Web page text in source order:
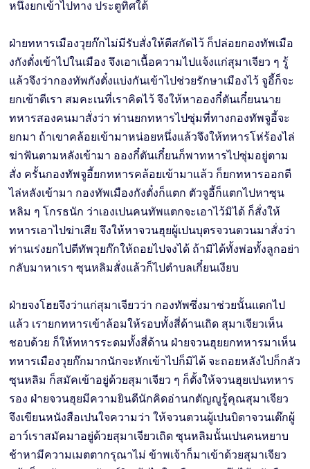
หนึ่งยกเข้าไปทาง ประตูทิศใต้
ฝ่ายทหารเมืองวุยก๊กไม่มีรับสั่งให้ตีสกัดไว้ ก็ปล่อยกองทัพเมือ
งกังตั๋งเข้าไปในเมือง จึงเอาเนื้อความไปแจ้งแก่สุมาเจียว ๆ รู้
แล้วจึงว่ากองทัพกังตั๋งแบ่งกันเข้าไปช่วยรักษาเมืองไว้ จูอี้ก็จะ
ยกเข้าตีเรา สมคะเนที่เราคิดไว้ จึงให้หาอองกี๋ตันเกี๋ยนนาย
ทหารสองคนมาสั่งว่า ท่านยกทหารไปซุ่มที่ทางกองทัพจูอี้จะ
ยกมา ถ้าเขาคล้อยเข้ามาหน่อยหนึ่งแล้วจึงให้ทหารโห่ร้องไล่
ฆ่าฟันตามหลังเข้ามา อองกี๋ตันเกี๋ยนก็พาทหารไปซุ่มอยู่ตาม
สั่ง ครั้นกองทัพจูอี้ยกทหารคล้อยเข้ามาแล้ว ก็ยกทหารออกตี
ไล่หลังเข้ามา กองทัพเมืองกังตั๋งก็แตก ตัวจูอี้ก็แตกไปหาซุน
หลิม ๆ โกรธนัก ว่าเองเปนคนทัพแตกจะเอาไว้มิได้ ก็สั่งให้
ทหารเอาไปฆ่าเสีย จึงให้หาจวนฮุยผู้เปนบุตรจวนตวนมาสั่งว่า
ท่านเร่งยกไปตีทัพวุยก๊กให้ถอยไปจงได้ ถ้ามิได้ทั้งพ่อทั้งลูกอย่า
กลับมาหาเรา ซุนหลิมสั่งแล้วก็ไปตำบลเกี๋ยนเงียบ
ฝ่ายจงโฮยจึงว่าแก่สุมาเจียวว่า กองทัพซึ่งมาช่วยนั้นแตกไป
แล้ว เรายกทหารเข้าล้อมให้รอบทั้งสี่ด้านเถิด สุมาเจียวเห็น
ชอบด้วย ก็ให้ทหารระดมทั้งสี่ด้าน ฝ่ายจวนฮุยยกทหารมาเห็น
ทหารเมืองวุยก๊กมากนักจะหักเข้าไปก็มิได้ จะถอยหลังไปก็กลัว
ซุนหลิม ก็สมัคเข้าอยู่ด้วยสุมาเจียว ๆ ก็ตั้งให้จวนฮุยเปนทหาร
รอง ฝ่ายจวนฮุยมีความยินดีนักคิดอ่านกตัญญูรู้คุณสุมาเจียว
จึงเขียนหนังสือเปนใจความว่า ให้จวนตวนผู้เปนบิดาจวนเต๊กผู้
อาว์เราสมัคมาอยู่ด้วยสุมาเจียวเถิด ซุนหลิมนั้นเปนคนหยาบ
ช้าหามีความเมตตากรุณาไม่ ข้าพเจ้าก็มาเข้าด้วยสุมาเจียว